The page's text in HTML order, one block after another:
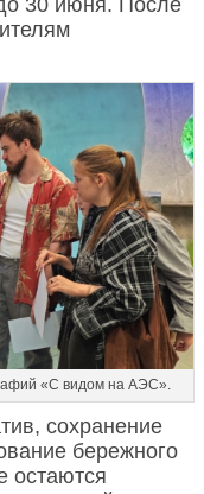
«С видом на АЭС».
сохранение
бережного
остаются